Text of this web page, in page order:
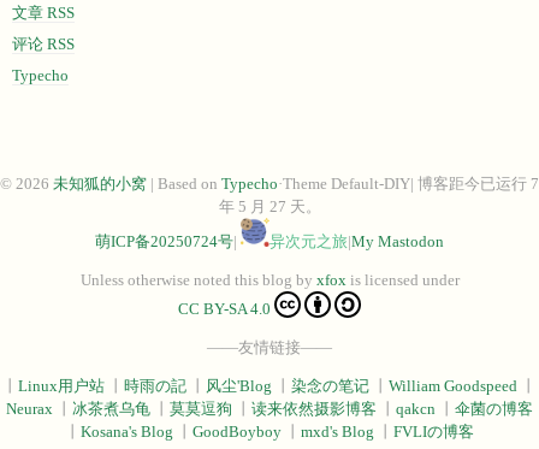
文章 RSS
评论 RSS
Typecho
© 2026 未知狐的小窝 | Based on Typecho·Theme Default-DIY| 博客距今已运行 7
年 5 月 27 天。
萌ICP备20250724号| 异次元之旅|My Mastodon
Unless otherwise noted this blog by xfox is licensed under
CC BY-SA 4.0
——友情链接——
Linux用户站 時雨の記 风尘'Blog 染念の笔记 William Goodspeed
Neurax
冰茶煮乌龟 莫莫逗狗 读来依然摄影博客 qakcn
伞菌の博客
Kosana's Blog GoodBoyboy mxd's Blog FVLIの博客